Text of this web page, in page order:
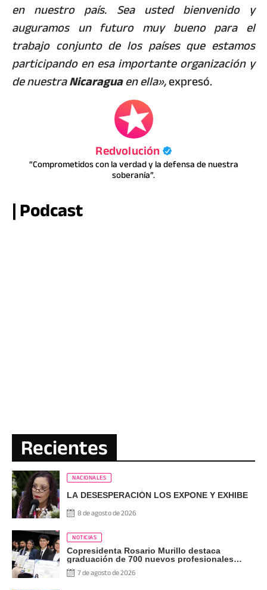
en nuestro país. Sea usted bienvenido y
auguramos un futuro muy bueno para el
trabajo conjunto de los países que estamos
participando en esa importante organización y
de nuestraNicaraguaen ella»,expresó.
Redvolución
“Comprometidos con la verdad y la defensa de nuestra
soberanía”.
| Podcast
Recientes
NACIONALES
LA DESESPERACIÓN LOS EXPONE Y EXHIBE
8 de agosto de 2026
NOTICIAS
Copresidenta Rosario Murillo destaca
graduación de 700 nuevos profesionales
Pueblo Presidente
7 de agosto de 2026